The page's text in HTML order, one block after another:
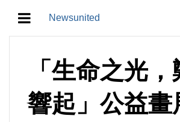
Newsunited
教育/五育/五創
人生/生存/生活
「生命之光
響起」公益畫